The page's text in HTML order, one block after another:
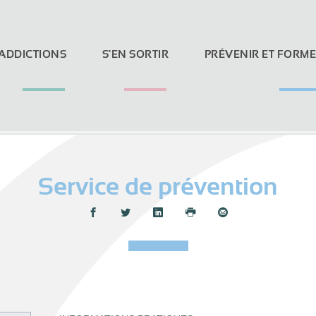
S'EN SORTIR PRÉVENIR ET
Service de prévention
Partager :